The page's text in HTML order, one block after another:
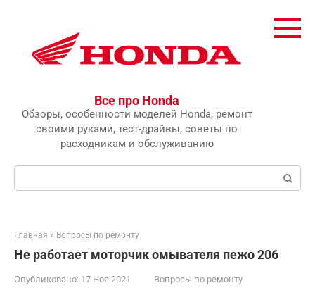
Все про Honda
Обзоры, особенности моделей Honda, ремонт
своими руками, тест-драйвы, советы по
расходникам и обслуживанию
Главная » Вопросы по ремонту
Не работает моторчик омывателя пежо 206
Опубликовано: 17 Ноя 2021
Вопросы по ремонту